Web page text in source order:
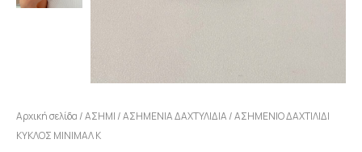
Αρχική σελίδα /ΑΣΗΜΙ /ΑΣΗΜΕΝΙΑ ΔΑΧΤΥΛΙΔΙΑ / ΑΣΗΜΕΝΙΟ ΔΑΧΤΙΛΙΔΙ
ΚΥΚΛΟΣ ΜΙΝΙΜΑΛ Κ